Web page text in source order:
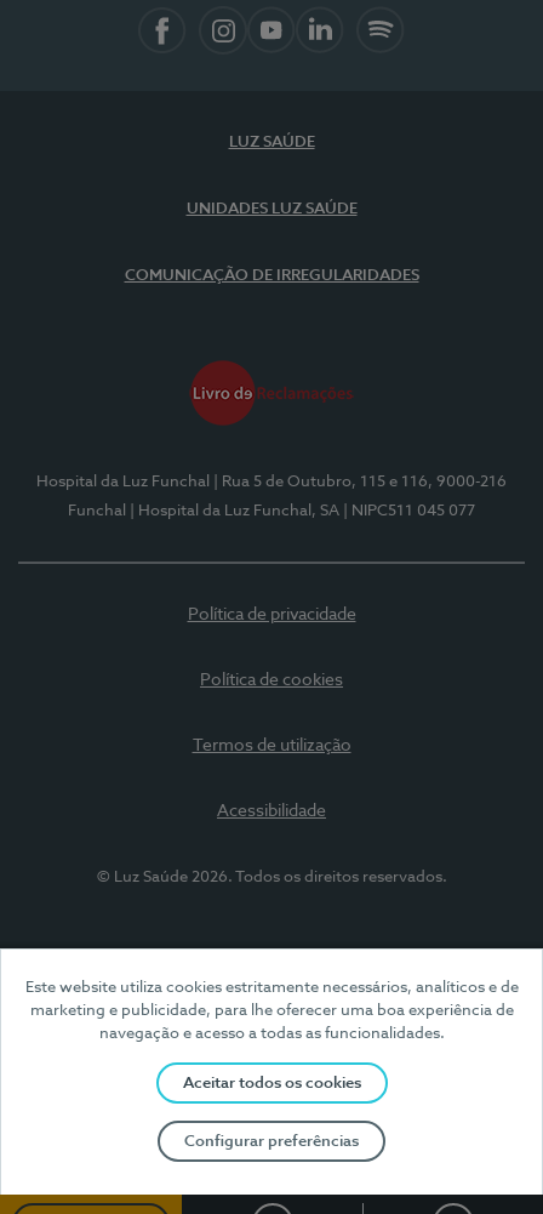
Este website utiliza cookies estritamente necessários, analíticos e de
marketing e publicidade, para lhe oferecer uma boa experiência de
navegação e acesso a todas as funcionalidades.
Aceitar todos os cookies
Configurar preferências
LUZ SAÚDE
UNIDADES LUZ SAÚDE
COMUNICAÇÃO DE IRREGULARIDADES
Hospital da Luz Funchal
| Rua 5 de Outubro, 115 e 116, 9000-216
Funchal
| Hospital da Luz Funchal, SA | NIPC511 045 077
Política de privacidade
Política de cookies
Termos de utilização
Acessibilidade
© Luz Saúde 2026. Todos os direitos reservados.